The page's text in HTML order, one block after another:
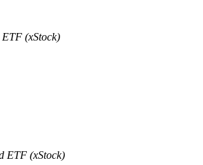
gagner un revenu passif
ETF (xStock)
ETF (xStock)